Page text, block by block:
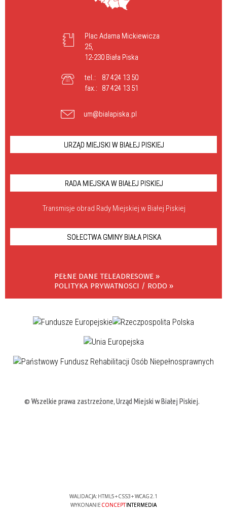
Plac Adama Mickiewicza
25,
12-230 Biała Piska
tel.:
87 424 13 50
fax.: 87 424 13 51
um@bialapiska.pl
URZĄD MIEJSKI W BIAŁEJ PISKIEJ
RADA MIEJSKA W BIAŁEJ PISKIEJ
Transmisje obrad Rady Miejskiej w Białej Piskiej
SOŁECTWA GMINY BIAŁA PISKA
PEŁNE DANE TELEADRESOWE »
POLITYKA PRYWATNOSCI / RODO »
© Wszelkie prawa zastrzeżone, Urząd Miejski w Białej Piskiej.
WALIDACJA: HTML5+CSS3+WCAG 2.1
WYKONANIE CONCEPTINTERMEDIA